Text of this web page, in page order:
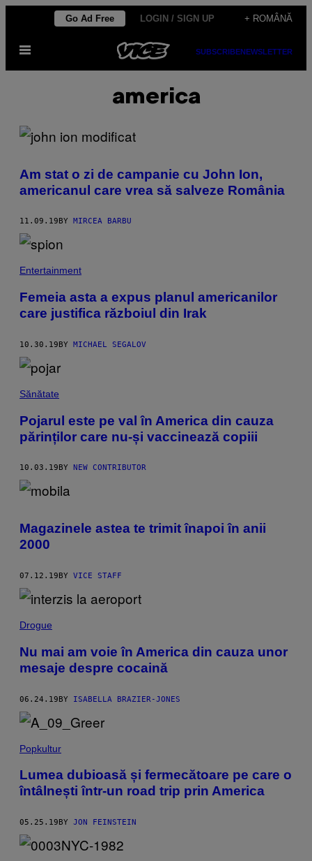
content
Go Ad Free LOGIN / SIGN UP + ROMÂNĂ
Open
SUBSCRIBENEWSLETTER
america
Am stat o zi de campanie cu John Ion,
americanul care vrea să salveze România
11.09.19 BY MIRCEA BARBU
Entertainment
Femeia asta a expus planul americanilor
care justifica războiul din Irak
10.30.19BY MICHAEL SEGALOV
Sănătate
Pojarul este pe val în America din cauza
părinților care nu-și vaccinează copiii
10.03.19 BY NEW CONTRIBUTOR
Magazinele astea te trimit înapoi în anii
2000
07.12.19BY VICE STAFF
Drogue
Nu mai am voie în America din cauza unor
mesaje despre cocaină
06.24.19BY ISABELLA BRAZIER-JONES
Popkultur
Lumea dubioasă și fermecătoare pe care o
întâlnești într-un road trip prin America
05.25.19 BY JON FEINSTEIN